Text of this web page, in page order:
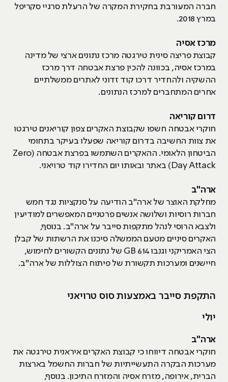
חברה המעורבת בחקירת המקרה של הרעלת סרגיי סקריפל
במרץ 2018.
מרכז אסיה
קבוצת פריצה סינית טירגטה מרכז נתונים ארצי של מדינה
במרכז אסיה, בכוונה להכין פרצת אבטחה דרך מרכז
ההשקיה ולהחדיר דרכו קוד זדוני לאתרים ממשלתיים
אחרים המתחברים למרכז הנתונים.
דרום קוריאה
חוקרי אבטחה חשפו שקבוצת האקרים צפון קוריאנים טירגטו
את צוות החשיבה בדרום קוריאה שפעלו בעיקר בתחומי
הביטחון הלאומי. ההאקרים השתמשו בפרצת אבטחה (Zero
Day Attack) באתר ובאותו יום החדירו קוד טרויאני.
ארה"ב
מחלקת האוצר של ארה"ב הודיעה על סנקציות נגד חמש
חברות רוסיות ושלושה אנשים פרטניים המאפשרים למודיעין
ולצבא הרוסי לנהל מתקפות סייבר על ארה"ב. בנוסף,
האקרים סיניים מטעם הממשלה סיכנו את הרשתות של קבלן
הצי האמריקני וגנבו 614 GB של נתונים הקשורים לחימוש,
חיישנים ומערכות תקשורת של פיתוח הצוללות של ארה"ב.
התקפת סייבר באמצעות סוס טרויאני
יולי
ארה"ב
חוקרי אבטחה דיווחו כי קבוצת האקרים איראנית טירגטה את
מערכות הבקרה התעשייתיות של חברות החשמל בארצות
הברית, אירופה, מזרח אסיה והמזרח התיכון. בנוסף,